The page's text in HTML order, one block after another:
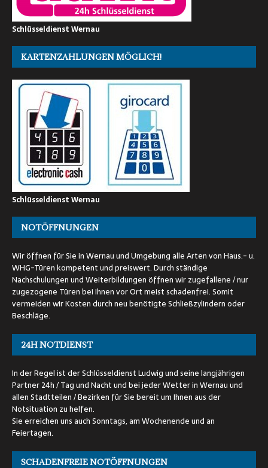
Schlüsseldienst Wernau
KARTENZAHLUNGEN MÖGLICH!
Schlüsseldienst Wernau
NOTÖFFNUNGEN
Wir öffnen für Sie in Wernau und Umgebung alle Arten von Haus.- u.
WHG-Türen kompetent und preiswert. Durch ständige
Nachschulungen und Weiterbildungen öffnen wir zugefallene / nur
zugezogene Türen bei Ihnen vor Ort meist schadenfrei. Somit
vermeiden wir Kosten durch neu benötigte Schließzylindern oder
Beschläge.
24H NOTDIENST
In der Regel ist der Schlüsseldienst Ludwig und seine langjährigen
Partner 24h / Tag und Nacht und bei jeder Wetter in Wernau und
allen Stadtteilen / Bezirken für Sie bereit um Ihnen aus der
Notsituation zu helfen.
Sie erreichen uns auch Sonntags, am Wochenende und an
Feiertagen.
SCHADENFREIE NOTÖFFNUNGEN